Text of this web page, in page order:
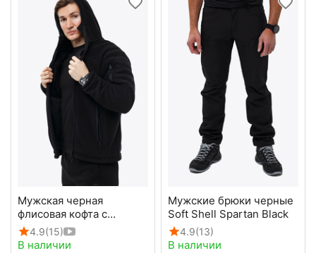
Мужская черная
флисовая кофта с
капюшоном Viking Black
4.9(15)
В наличии
Мужские брюки черные
Soft Shell Spartan Black
4.9(13)
В наличии